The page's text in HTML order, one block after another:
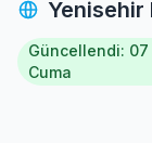
Yenisehir
Güncellendi: 07
Cuma